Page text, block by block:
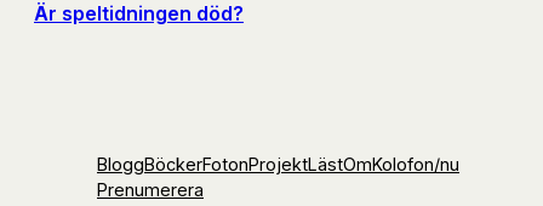
Är speltidningen död?
BloggBöckerFotonProjektLästOmKolofon/nu
Prenumerera